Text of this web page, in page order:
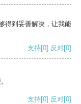
得到妥善解决，让我能
支持[0] 反对[0]
支持[0] 反对[0]